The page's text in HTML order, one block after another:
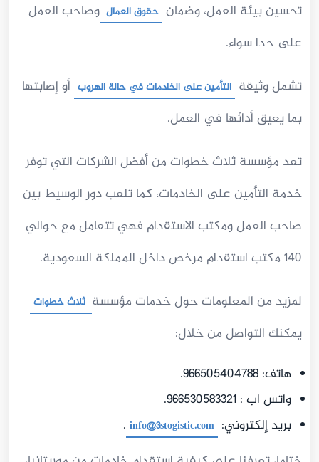
تحسين بيئة العمل، وضمان حقوق العمال وصاحب العمل
على حدا سواء.
تشمل وثيقة التأمين على الخادمات في حالة الهروب أو إصابتها
بما يعيق أدائها في العمل.
تعد مؤسسة ثلاث خطوات من أفضل الشركات التي توفر
خدمة التأمين على الخادمات، كما تلعب دور الوسيط بين
صاحب العمل ومكتب الاستقدام فهي تتعامل مع حوالي
140 مكتب استقدام مرخص داخل المملكة السعودية.
لمزيد من المعلومات حول خدمات مؤسسة ثلاث خطوات
يمكنك التواصل من خلال:
هاتف: 966505404788.
واتس اب : 966530583321.
بريد إلكتروني: info@3stogistic.com
.